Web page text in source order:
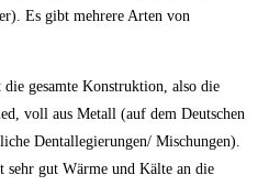
Es gibt mehrere Arten von
gesamte Konstruktion, also die
voll aus Metall (auf dem Deutschen
Dentallegierungen/ Mischungen).
gut Wärme und Kälte an die